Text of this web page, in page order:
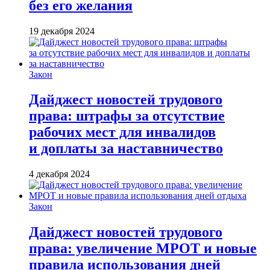
без его желания
19 декабря 2024
Закон
Дайджест новостей трудового
права: штрафы за отсутствие
рабочих мест для инвалидов
и доплаты за наставничество
4 декабря 2024
Закон
Дайджест новостей трудового
права: увеличение МРОТ и новые
правила использования дней